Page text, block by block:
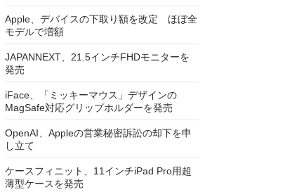
Apple、デバイスの下取り額を改定 ほぼ全
モデルで増額
JAPANNEXT、21.5インチFHDモニターを
発売
iFace、「ミッキーマウス」デザインの
MagSafe対応グリップホルダーを発売
OpenAI、Appleの営業秘密訴訟の却下を申
し立て
ケースフィニット、11インチiPad Pro用超
薄型ケースを発売